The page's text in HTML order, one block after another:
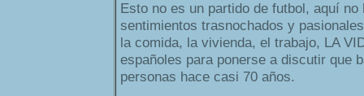
Esto no es un partido de futbol, aquí
sentimientos trasnochados y
la comida, la vivienda, el trabajo, LA
españoles para ponerse a discutir que
personas hace casi 70 años.